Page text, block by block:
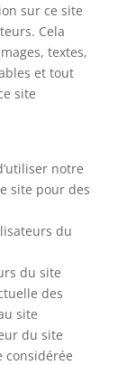
sur ce site
Cela
textes,
et tout
site
notre
site pour des
du
du site
des
site
du site
considérée